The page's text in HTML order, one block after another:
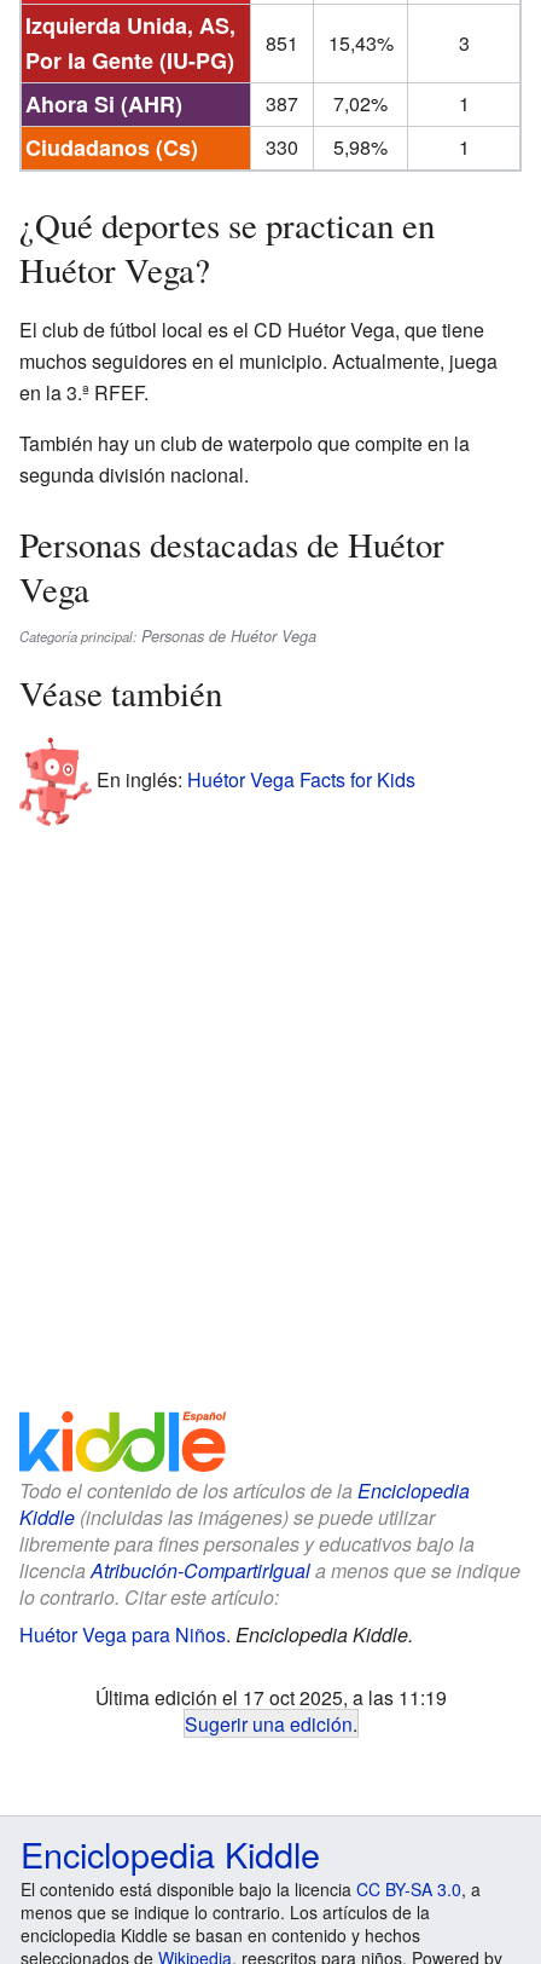
Izquierda Unida, AS,
Por la Gente (IU-PG)
851 15,43% 3
Ahora Si (AHR) 387 7,02% 1
Ciudadanos (Cs) 330 5,98% 1
¿Qué deportes se practican en
Huétor Vega?
El club de fútbol local es el CD Huétor Vega, que tiene
muchos seguidores en el municipio. Actualmente, juega
en la 3.ª RFEF.
También hay un club de waterpolo que compite en la
segunda división nacional.
Personas destacadas de Huétor
Vega
Categoría principal: Personas de Huétor Vega
Véase también
En inglés: Huétor Vega Facts for Kids
Todo el contenido de los artículos de la Enciclopedia
Kiddle (incluidas las imágenes) se puede utilizar
libremente para fines personales y educativos bajo la
licenciaAtribución-CompartirIguala menos que se indique
lo contrario. Citar este artículo:
Huétor Vega para Niños. Enciclopedia Kiddle.
Última edición el 17 oct 2025, a las 11:19
Sugerir una edición.
Enciclopedia Kiddle
El contenido está disponible bajo la licencia CC BY-SA 3.0, a
menos que se indique lo contrario. Los artículos de la
enciclopedia Kiddle se basan en contenido y hechos
seleccionados de Wikipedia, reescritos para niños. Powered by